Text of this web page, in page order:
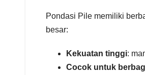
Pondasi Pile memiliki
besar:
Kekuatan tinggi:
Cocok untuk